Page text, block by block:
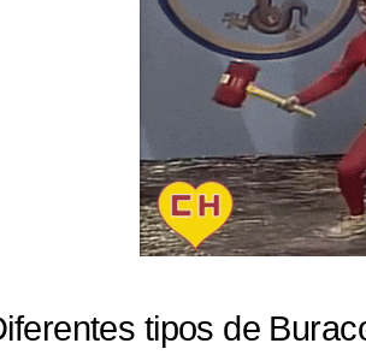
tipos de